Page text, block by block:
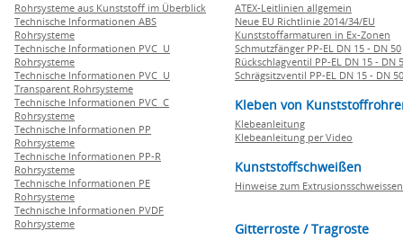
Rohrsysteme aus Kunststoff im Überblick
Technische Informationen ABS
Rohrsysteme
Technische Informationen PVC U
Rohrsysteme
Technische Informationen PVC U
Transparent Rohrsysteme
Technische Informationen PVC C
Rohrsysteme
Technische Informationen PP
Rohrsysteme
Technische Informationen PP-R
Rohrsysteme
Technische Informationen PE
Rohrsysteme
Technische Informationen PVDF
Rohrsysteme
ATEX-Leitlinien allgemein
Neue EU Richtlinie 2014/34/EU
Kunststoffarmaturen in Ex-Zonen
Schmutzfänger PP-EL DN 15 - DN 50
Rückschlagventil PP-EL DN 15 - DN
Schrägsitzventil PP-EL DN 15 - DN 50
Kleben von
Klebeanleitung
Klebeanleitung per Video
Kunststoffschweißen
Hinweise zum Extrusionsschweissen
Gitterroste / Tragroste